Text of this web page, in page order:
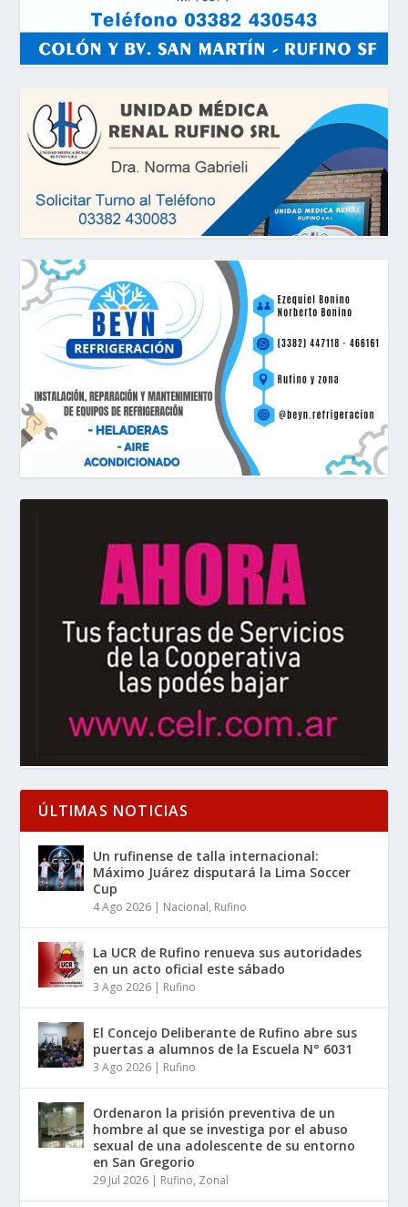
ÚLTIMAS NOTICIAS
Un rufinense de talla internacional:
Máximo Juárez disputará la Lima Soccer
Cup
4 Ago 2026 Nacional, Rufino
La UCR de Rufino renueva sus autoridades
en un acto oficial este sábado
3 Ago 2026 Rufino
El Concejo Deliberante de Rufino abre sus
puertas a alumnos de la Escuela N° 6031
3 Ago 2026 Rufino
Ordenaron la prisión preventiva de un
hombre al que se investiga por el abuso
sexual de una adolescente de su entorno
en San Gregorio
29 Jul 2026 Rufino, Zonal